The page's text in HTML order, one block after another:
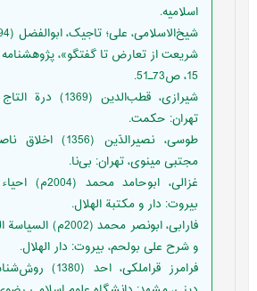
اسلامیه.
شریعت از تعارض تا گفتگو»، پژوهشنامه
15، ص73ـ51.
شیرازی، قطب‌الدین
تهران: حکمت.
طوسی، نصیرالدّین
مجتبی مینوی، تهران: بی‌نا.
غزالی، ابوحامد
بیروت: دار و مكتبة الهلال.
فارابی، ابونصر محمد
و شرح علی بولحم، بیروت: دار الهلال.
فرامرز قراملکی، احد